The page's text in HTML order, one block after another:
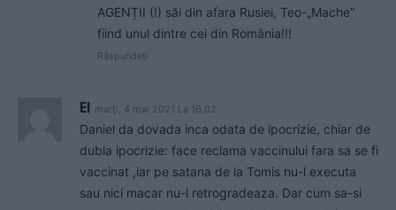
AGENȚII (!) săi din afara Rusiei, Teo-„Mache”
fiind unul dintre cei din România!!!
Răspundeți
El marți, 4 mai 2021 La 16.02
Daniel da dovada inca odata de ipocrizie, chiar de
dubla ipocrizie: face reclama vaccinului fara sa se fi
vaccinat ,iar pe satana de la Tomis nu-l executa
sau nici macar nu-l retrogradeaza. Dar cum sa-si